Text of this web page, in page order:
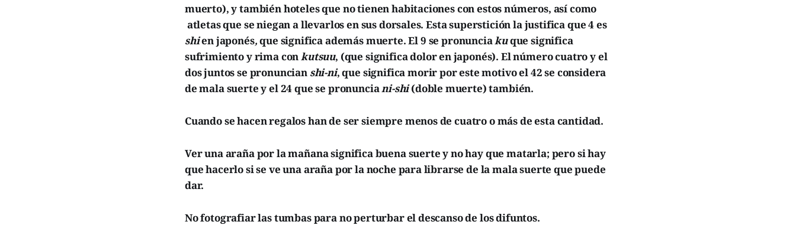
muerto), y también hoteles que no tienen habitaciones con estos números, así como
atletas que se niegan a llevarlos en sus dorsales. Esta superstición la justifica que 4 es
shien japonés,que significa además muerte. El 9 se pronunciakuque significa
sufrimiento y rima conkutsuu, (que significa dolor en japonés). El número cuatro y el
dos juntos se pronuncian shi-ni, que significa morir por este motivo el 42 se considera
de mala suerte y el 24 que se pronunciani-shi(doble muerte) también.
Cuando se hacen regalos han de ser siempre menos de cuatro o más de esta cantidad.
Ver una araña por la mañana significa buena suerte y no hay que matarla; pero si hay
que hacerlo si se ve una araña por la noche para librarse de la mala suerte que puede
dar.
No fotografiar las tumbas para no perturbar el descanso de los difuntos.